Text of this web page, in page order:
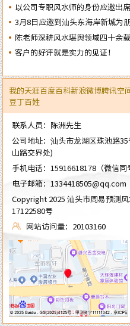
以公司专职风水师的身份应邀出
周年庆典
3月8日应邀到汕头东海岸新城为
陈老师深耕风水堪舆领域四十余载
客户的好评就是实力的见证！
我的天涯百度百科新浪微博腾讯空
豆丁百姓
联系人员：陈洲先生
公司地址：汕头市龙湖区珠池路
山路交界处)
手机电话： 15916618178 （微信同
电子邮箱： 1334418505@qq.com
Copyright 2025 汕头市周易预测
17122580号
网站访问量：20103160